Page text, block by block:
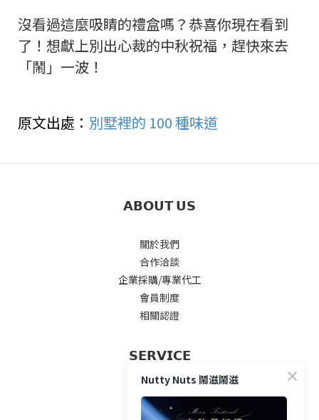
沒看過這麼吸睛的禮盒嗎？恭喜你現在看到
了！想獻上別出心裁的中秋祝福，趕快來去
「鬧」一波！
原文出處： 別墅裡的 100 種味道
𝗔𝗕𝗢𝗨𝗧 𝗨𝗦
關於我們
合作洽談
企業採購/專業代工
會員制度
相關認證
𝗦𝗘𝗥𝗩𝗜𝗖𝗘
購物須知
常見問題 Q&A
Nutty Nuts 鬧滋鬧滋